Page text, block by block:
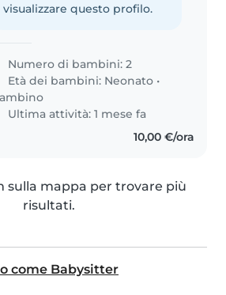
visualizzare questo profilo.
Numero di bambini: 2
Età dei bambini: Neonato •
Ultima attività: 1 mese fa
10,00 €/ora
sulla mappa per trovare più
risultati.
come Babysitter